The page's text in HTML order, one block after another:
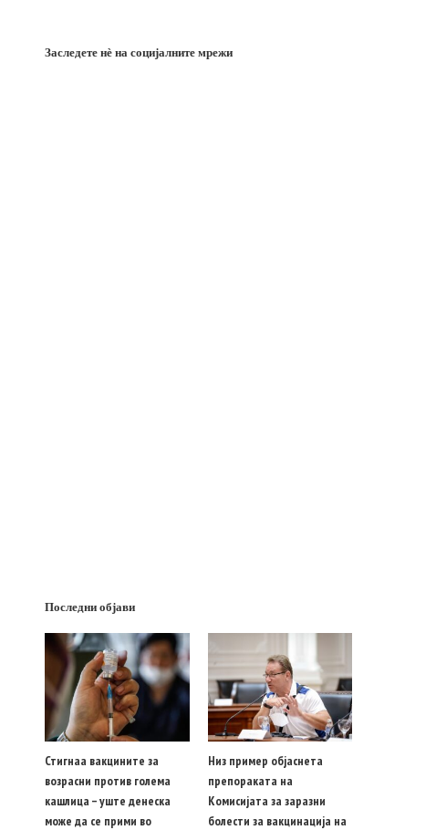
Заследете нѐ на социјалните мрежи
Последни објави
Стигнаа вакцините за
возрасни против голема
кашлица – уште денеска
може да се прими во
Низ пример објаснета
препораката на
Комисијата за заразни
болести за вакцинација на